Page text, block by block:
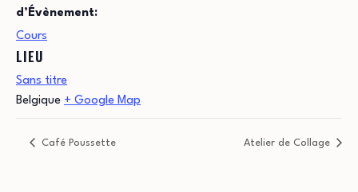
d’Évènement:
Cours
LIEU
Sans titre
Belgique + Google Map
Café Poussette Atelier de Collage